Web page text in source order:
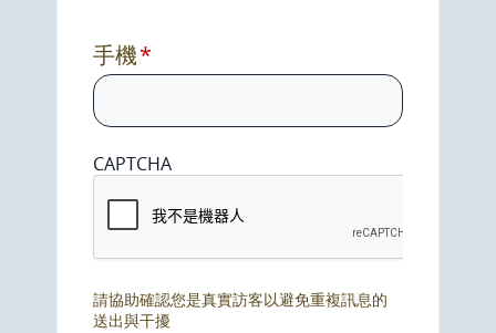
手機
CAPTCHA
請協助確認您是真實訪客以避免重複訊息的
送出與干擾